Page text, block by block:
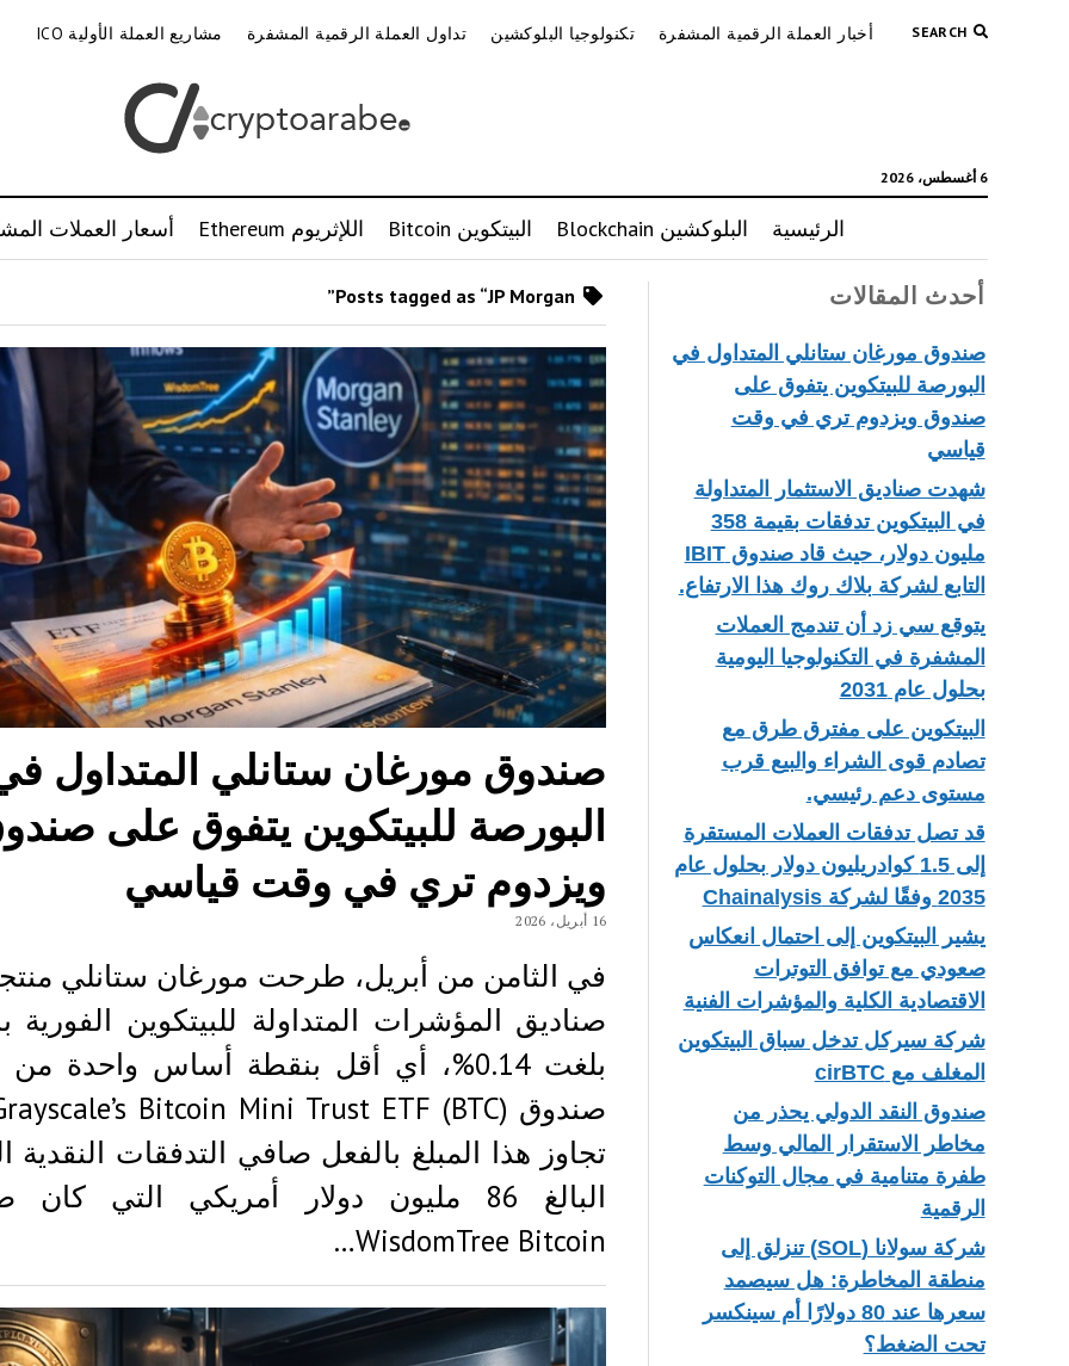
SEARCH أخبار العملة الرقمية المشفرة تكنولوجيا البلوكشين تداول العملة الرقمية المشفرة مشاريع العملة الأولية ICO
6 أغسطس، 2026
الرئيسية البلوكشين Blockchain البيتكوين Bitcoin اللإثريوم Ethereum أسعار العملات
أحدث المقالات
صندوق مورغان ستانلي المتداول في
البورصة للبيتكوين يتفوق على
صندوق ويزدوم تري في وقت
قياسي
شهدت صناديق الاستثمار المتداولة
في البيتكوين تدفقات بقيمة 358
مليون دولار، حيث قاد صندوق IBIT
التابع لشركة بلاك روك هذا الارتفاع.
يتوقع سي زد أن تندمج العملات
المشفرة في التكنولوجيا اليومية
بحلول عام 2031
البيتكوين على مفترق طرق مع
تصادم قوى الشراء والبيع قرب
مستوى دعم رئيسي.
قد تصل تدفقات العملات المستقرة
إلى 1.5 كوادريليون دولار بحلول عام
2035 وفقًا لشركة Chainalysis
يشير البيتكوين إلى احتمال انعكاس
صعودي مع توافق التوترات
الاقتصادية الكلية والمؤشرات الفنية
شركة سيركل تدخل سباق البيتكوين
المغلف مع cirBTC
صندوق النقد الدولي يحذر من
مخاطر الاستقرار المالي وسط
طفرة متنامية في مجال التوكنات
الرقمية
شركة سولانا (SOL) تنزلق إلى
منطقة المخاطرة: هل سيصمد
سعرها عند 80 دولارًا أم سينكسر
تحت الضغط؟
صندوق مورغان ستانلي المتداول
البورصة للبيتكوين يتفوق على
ويزدوم تري في وقت قياسي
16 أبريل، 2026
في الثامن من أبريل، طرحت مورغان ستانلي
صناديق المؤشرات المتداولة للبيتكوين
بلغت 0.14%، أي أقل بنقطة أساس واحدة
تجاوز هذا المبلغ بالفعل صافي التدفقات النقدية
البالغ 86 مليون دولار أمريكي التي
WisdomTree Bitcoin…